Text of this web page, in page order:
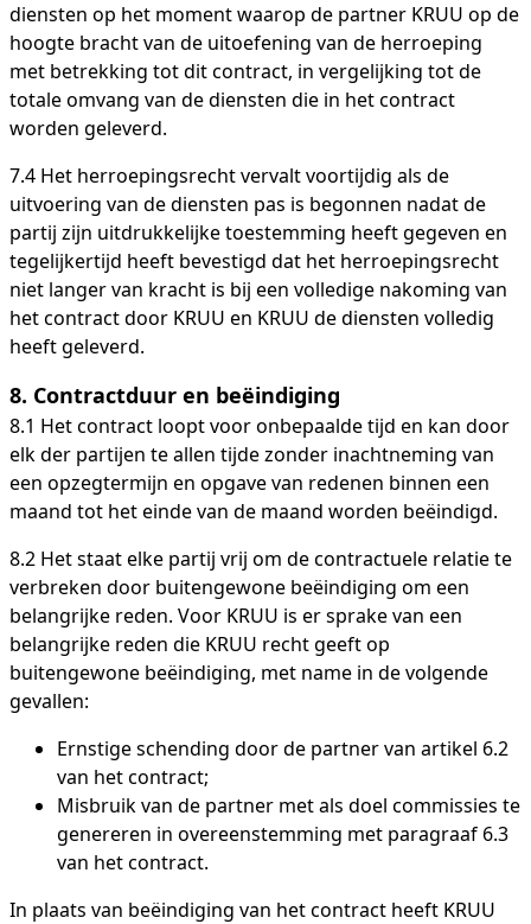
diensten op het moment waarop de partner KRUU op de
hoogte bracht van de uitoefening van de herroeping
met betrekking tot dit contract, in vergelijking tot de
totale omvang van de diensten die in het contract
worden geleverd.
7.4 Het herroepingsrecht vervalt voortijdig als de
uitvoering van de diensten pas is begonnen nadat de
partij zijn uitdrukkelijke toestemming heeft gegeven en
tegelijkertijd heeft bevestigd dat het herroepingsrecht
niet langer van kracht is bij een volledige nakoming van
het contract door KRUU en KRUU de diensten volledig
heeft geleverd.
8. Contractduur en beëindiging
8.1 Het contract loopt voor onbepaalde tijd en kan door
elk der partijen te allen tijde zonder inachtneming van
een opzegtermijn en opgave van redenen binnen een
maand tot het einde van de maand worden beëindigd.
8.2 Het staat elke partij vrij om de contractuele relatie te
verbreken door buitengewone beëindiging om een ​​
belangrijke reden. Voor KRUU is er sprake van een
belangrijke reden die KRUU recht geeft op
buitengewone beëindiging, met name in de volgende
gevallen:
Ernstige schending door de partner van artikel 6.2
van het contract;
Misbruik van de partner met als doel commissies te
genereren in overeenstemming met paragraaf 6.3
van het contract.
In plaats van beëindiging van het contract heeft KRUU